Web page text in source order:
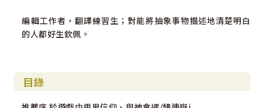
編輯工作者，翻譯練習生；對能將抽象事物描述地清楚明白
的人都好生欽佩。
目錄